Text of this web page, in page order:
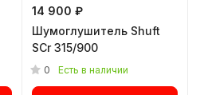
14 900 ₽
Шумоглушитель Shuft
SCr 315/900
0 Есть в наличии